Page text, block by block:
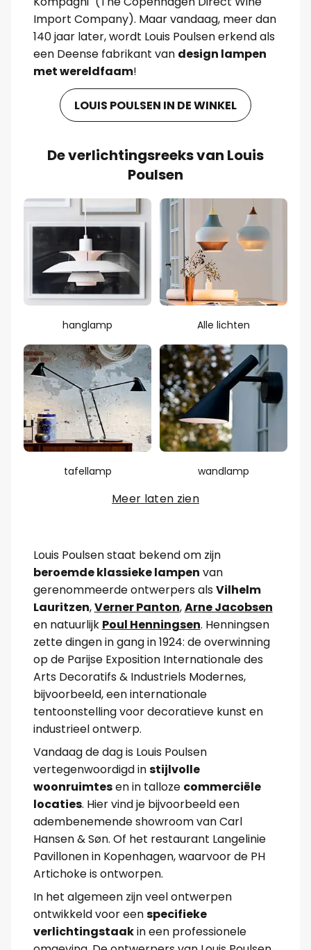
Import Company). Maar vandaag, meer dan
140 jaar later, wordt Louis Poulsen erkend als
een Deense fabrikant van design lampen
met wereldfaam!
LOUIS POULSEN IN DE WINKEL
De verlichtingsreeks van Louis
Poulsen
hanglamp Alle lichten
tafellamp wandlamp
Meer laten zien
Louis Poulsen staat bekend om zijn
beroemde klassieke lampen van
gerenommeerde ontwerpers alsVilhelm
Lauritzen,Verner Panton,Arne Jacobsen
en natuurlijk Poul Henningsen. Henningsen
zette dingen in gang in 1924: de overwinning
op de Parijse Exposition Internationale des
Arts Decoratifs & Industriels Modernes,
bijvoorbeeld, een internationale
tentoonstelling voor decoratieve kunst en
industrieel ontwerp.
Vandaag de dag is Louis Poulsen
vertegenwoordigd instijlvolle
woonruimtesen in talloze commerciële
locaties. Hier vind je bijvoorbeeld een
adembenemende showroom van Carl
Hansen & Søn. Of het restaurant Langelinie
Pavillonen in Kopenhagen, waarvoor de PH
Artichoke is ontworpen.
In het algemeen zijn veel ontwerpen
ontwikkeld voor eenspecifieke
verlichtingstaakin een professionele